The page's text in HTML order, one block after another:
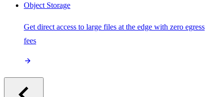
Object Storage
Get direct access to large files at the edge with zero egress
fees